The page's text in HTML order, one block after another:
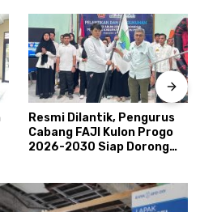
Resmi Dilantik, Pengurus
Cabang FAJI Kulon Progo
2026-2030 Siap Dorong